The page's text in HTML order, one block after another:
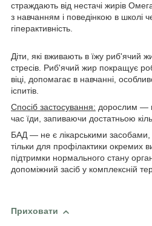
страждають від нестачі жирів
з навчанням і поведінкою в школі
гіперактивність.
Діти, які вживають в їжу риб'ячий
стресів. Риб'ячий жир покращує
віці, допомагає в навчанні,
іспитів.
Спосіб застосування: дорослим —
час їди, запиваючи достатньою
БАД — не є лікарськими засобами,
тільки для профілактики окремих
підтримки нормального стану
допоміжний засіб у комплексній
Приховати